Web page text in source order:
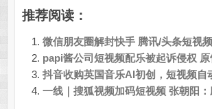
推荐阅读：
微信朋友圈解封快手 腾讯/头条短视
papi酱公司短视频配乐被起诉侵权
抖音收购英国音乐AI初创，短视频自
一线｜搜狐视频加码短视频 张朝阳